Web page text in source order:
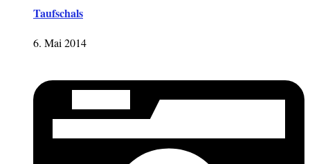
Taufschals
6. Mai 2014